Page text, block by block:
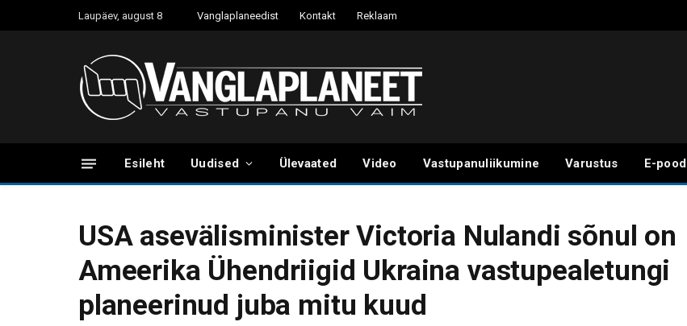
Laupäev, august 8 Vanglaplaneedist Kontakt Reklaam
Esileht Uudised Ülevaated Video Vastupanuliikumine Varustus E-pood
USA asevälisminister Victoria Nulandi sõnul on
Ameerika Ühendriigid Ukraina vastupealetungi
planeerinud juba mitu kuud